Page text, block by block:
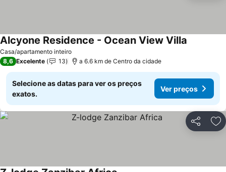
Casa/apartamento inteiro
Alcyone Residence - Ocean View Villa
8,6 Excelente 13 a 6.6 km de Centro da cidade
Selecione as datas para ver os preços
exatos.
Ver preços
Partilhar